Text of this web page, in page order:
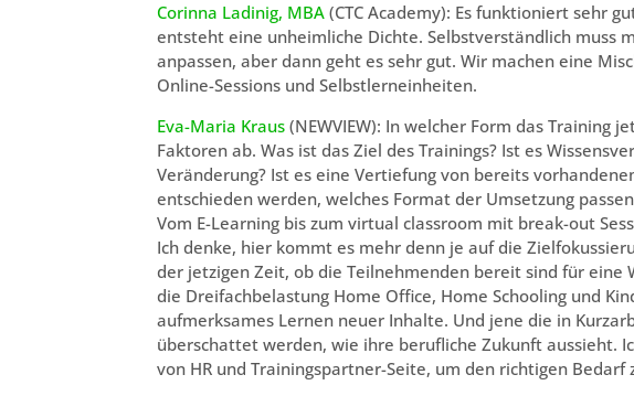
Corinna Ladinig, MBA (CTC Academy): Es funktioniert sehr
entsteht eine unheimliche Dichte. Selbstverständlich muss
anpassen, aber dann geht es sehr gut. Wir machen eine
Online-Sessions und Selbstlerneinheiten.
Eva-Maria Kraus (NEWVIEW): In welcher Form das Training
Faktoren ab. Was ist das Ziel des Trainings? Ist es
Veränderung? Ist es eine Vertiefung von bereits
entschieden werden, welches Format der Umsetzung
Vom E-Learning bis zum virtual classroom mit break-out
Ich denke, hier kommt es mehr denn je auf die
der jetzigen Zeit, ob die Teilnehmenden bereit sind für
die Dreifachbelastung Home Office, Home Schooling und
aufmerksames Lernen neuer Inhalte. Und jene die in
überschattet werden, wie ihre berufliche Zukunft aussieht.
von HR und Trainingspartner-Seite, um den richtigen Bedarf